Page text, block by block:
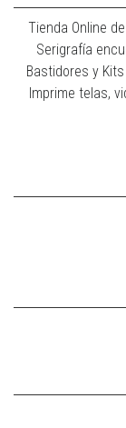
Tienda Online
Serigrafía
Bastidores y
Imprime telas,